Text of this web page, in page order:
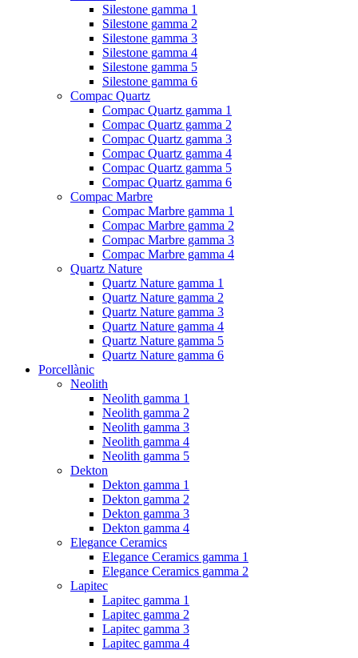
Silestone gamma 1
Silestone gamma 2
Silestone gamma 3
Silestone gamma 4
Silestone gamma 5
Silestone gamma 6
Compac Quartz
Compac Quartz gamma 1
Compac Quartz gamma 2
Compac Quartz gamma 3
Compac Quartz gamma 4
Compac Quartz gamma 5
Compac Quartz gamma 6
Compac Marbre
Compac Marbre gamma 1
Compac Marbre gamma 2
Compac Marbre gamma 3
Compac Marbre gamma 4
Quartz Nature
Quartz Nature gamma 1
Quartz Nature gamma 2
Quartz Nature gamma 3
Quartz Nature gamma 4
Quartz Nature gamma 5
Quartz Nature gamma 6
Porcellànic
Neolith
Neolith gamma 1
Neolith gamma 2
Neolith gamma 3
Neolith gamma 4
Neolith gamma 5
Dekton
Dekton gamma 1
Dekton gamma 2
Dekton gamma 3
Dekton gamma 4
Elegance Ceramics
Elegance Ceramics gamma 1
Elegance Ceramics gamma 2
Lapitec
Lapitec gamma 1
Lapitec gamma 2
Lapitec gamma 3
Lapitec gamma 4